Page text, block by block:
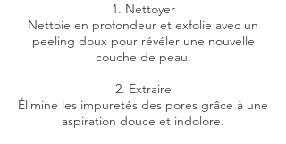
1. Nettoyer
Nettoie en profondeur et exfolie avec un
peeling doux pour révéler une nouvelle
couche de peau.
2. Extraire
Élimine les impuretés des pores grâce à une
aspiration douce et indolore.